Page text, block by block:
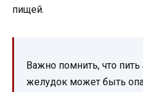
пищей.
Важно помнить, что
желудок может быть